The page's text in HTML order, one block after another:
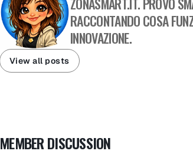
RACCONTANDO COSA
INNOVAZIONE.
View all posts
MEMBER DISCUSSION